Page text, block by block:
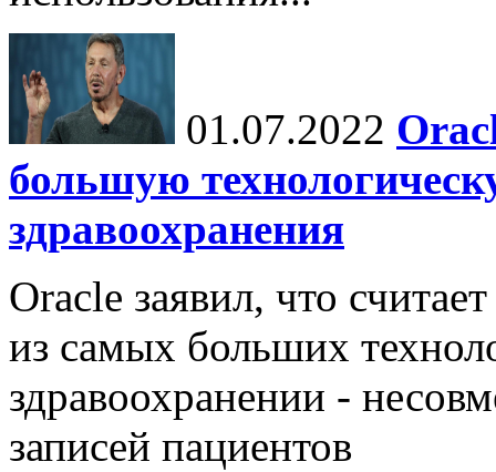
01.07.2022
большую
здравоохранения
Oracle заявил, что
из самых больших
здравоохранении -
записей пациентов